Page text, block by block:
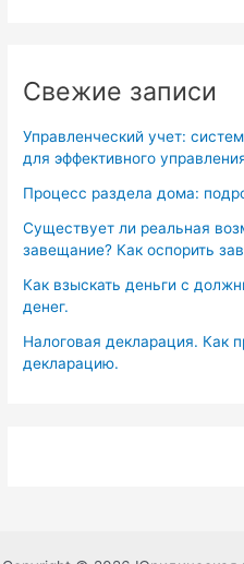
Свежие записи
Управленческий учет:
для эффективного
Процесс раздела дома:
Существует ли реальная
завещание? Как оспорить
Как взыскать деньги с
денег.
Налоговая декларация. Как
декларацию.